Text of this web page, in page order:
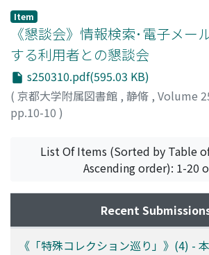
Item
《懇談会》情報検索･電子メー
する利用者との懇談会
s250310.pdf(595.03 KB)
( 京都大学附属図書館 , 静脩 , Volume
pp.10-10 )
List Of Items (Sorted by Table
Ascending order): 1-20
Recent
《「特殊コレクション巡り」》(4) -